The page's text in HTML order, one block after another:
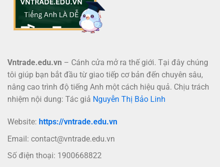
Vntrade.edu.vn – Cánh cửa mở ra thế giới. Tại đây chúng
tôi giúp bạn bắt đầu từ giao tiếp cơ bản đến chuyên sâu,
nâng cao trình độ tiếng Anh một cách hiệu quả. Chịu trách
nhiệm nội dung: Tác giả Nguyễn Thị Bảo Linh
Website: https://vntrade.edu.vn
Email: contact@vntrade.edu.vn
Số điện thoại: 1900668822